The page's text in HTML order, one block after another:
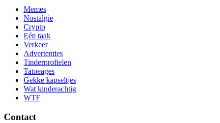
Memes
Nostalgie
Crypto
Eén taak
Verkeer
Advertenties
Tinderprofielen
Tatoeages
Gekke kapseltjes
Wat kinderachtig
WTF
Contact